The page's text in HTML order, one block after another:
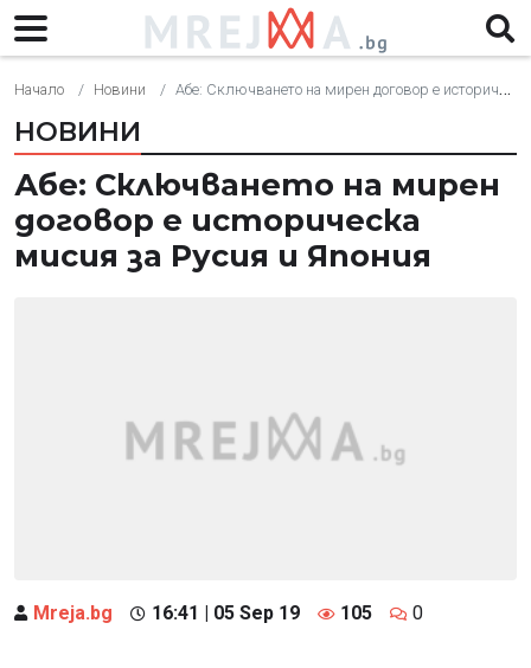
Начало Новини Абе: Сключването на мирен договор е историческа мисия за Русия и Япония
НОВИНИ
Абе: Сключването на мирен
договор е историческа
мисия за Русия и Япония
Mreja.bg 16:41 | 05 Sep 19 105 0